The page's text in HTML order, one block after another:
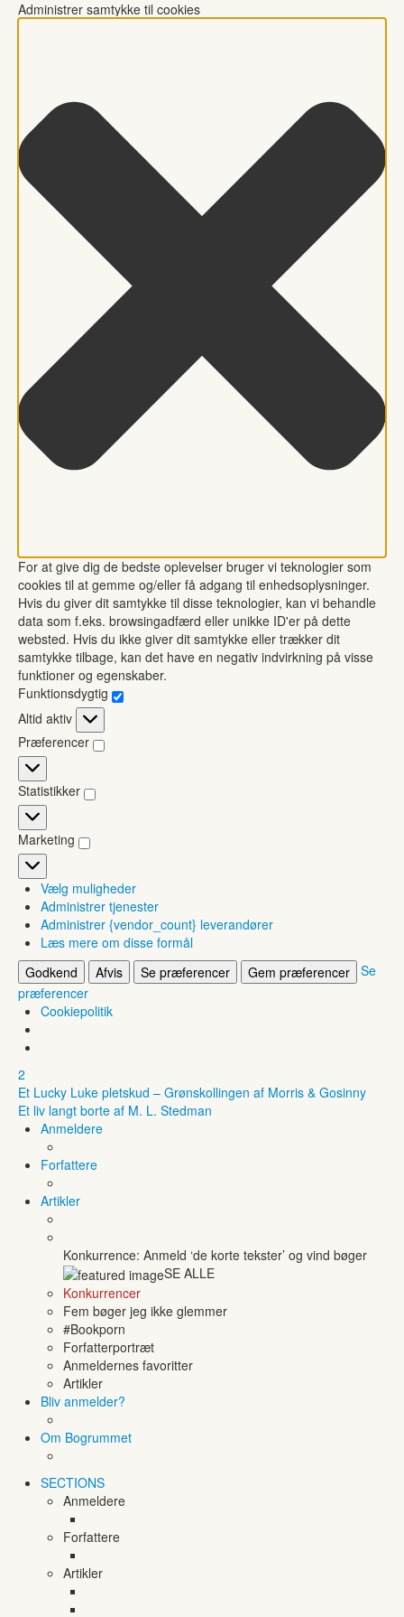
Administrer samtykke til cookies
For at give dig de bedste oplevelser bruger vi teknologier som
cookies til at gemme og/eller få adgang til enhedsoplysninger.
Hvis du giver dit samtykke til disse teknologier, kan vi behandle
data som f.eks. browsingadfærd eller unikke ID'er på dette
websted. Hvis du ikke giver dit samtykke eller trækker dit
samtykke tilbage, kan det have en negativ indvirkning på visse
funktioner og egenskaber.
Funktionsdygtig
Funktionsdygtig
Altid aktiv
Præferencer
Præferencer
Statistikker
Statistikker
Marketing
Marketing
Vælg muligheder
Administrer tjenester
Administrer {vendor_count} leverandører
Læs mere om disse formål
Godkend
Afvis Se præferencer Gem præferencer Se
præferencer
Cookiepolitik
2
Et Lucky Luke pletskud – Grønskollingen af Morris & Gosinny
Et liv langt borte af M. L. Stedman
Anmeldere
Forfattere
Artikler
Konkurrence: Anmeld ‘de korte tekster’ og vind bøger
SE ALLE
Konkurrencer
Fem bøger jeg ikke glemmer
#Bookporn
Forfatterportræt
Anmeldernes favoritter
Artikler
Bliv anmelder?
Om Bogrummet
SECTIONS
Anmeldere
Forfattere
Artikler